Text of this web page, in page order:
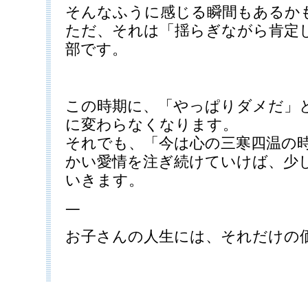
そんなふうに感じる瞬間もあるか
ただ、それは「揺らぎながら肯定
部です。
この時期に、「やっぱりダメだ」
に変わらなくなります。
それでも、「今は心の三寒四温の
かい愛情を注ぎ続けていけば、少
いきます。
—
お子さんの人生には、それだけの